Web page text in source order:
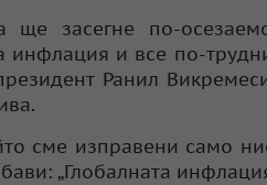
засегне по-
инфлация и все по-
Ранил
сме изправени само
„Глобалната